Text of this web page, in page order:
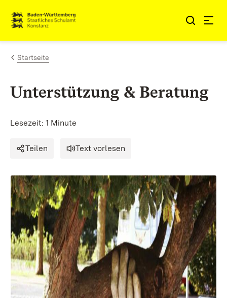
Zum Inhalt springen
Link zur Startseite
Startseite
Unterstützung & Beratung
Lesezeit: 1 Minute
Teilen Text vorlesen